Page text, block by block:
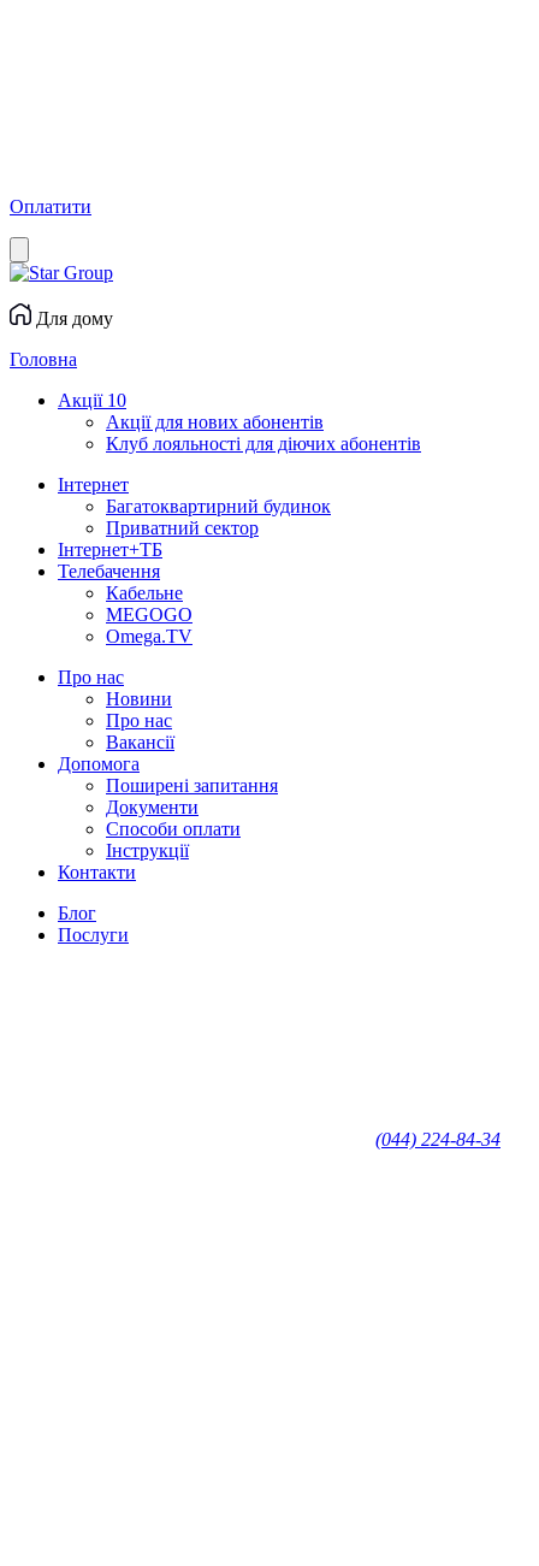
Оплатити
Для дому
Головна
Акції 10
Акції для нових абонентів
Клуб лояльності для діючих абонентів
Інтернет
Багатоквартирний будинок
Приватний сектор
Інтернет+ТБ
Телебачення
Кабельне
MEGOGO
Omega.TV
Про нас
Новини
Про нас
Вакансії
Допомога
Поширені запитання
Документи
Способи оплати
Інструкції
Контакти
Блог
Послуги
(044) 224-84-34